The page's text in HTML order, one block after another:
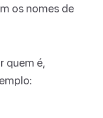
os nomes de
quem é,